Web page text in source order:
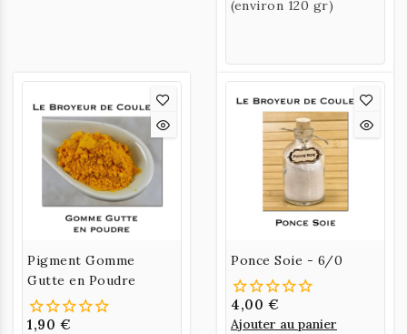
(environ 120 gr)
Pigment Gomme
Gutte en Poudre
1,90 €
Ponce Soie - 6/0
4,00 €
Ajouter au panier